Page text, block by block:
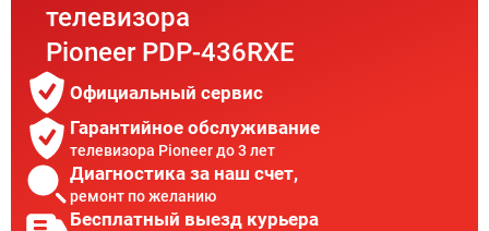
телевизора
Pioneer PDP-436RXE
Официальный сервис
Гарантийное обслуживание
телевизора Pioneer до 3 лет
Диагностика за наш счет,
ремонт по желанию
Бесплатный выезд курьера